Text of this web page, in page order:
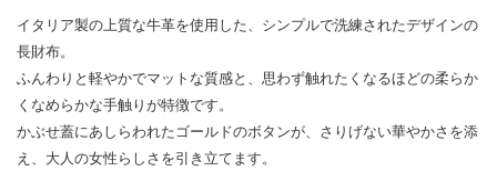
イタリア製の上質な牛革を使用した、シンプルで洗練されたデザインの
長財布。
ふんわりと軽やかでマットな質感と、思わず触れたくなるほどの柔らか
くなめらかな手触りが特徴です。
かぶせ蓋にあしらわれたゴールドのボタンが、さりげない華やかさを添
え、大人の女性らしさを引き立てます。